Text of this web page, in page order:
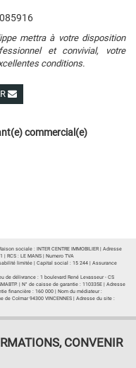
mettra à votre disposition
et convivial, votre
conditions.
commercial(e)
sociale : INTER CENTRE IMMOBILIER | Adresse
RCS : LE MANS | Numero TVA
limitée | Capital social : 15 244 | Assurance
de délivrance : 1 boulevard René Levasseur - CS
| N° de caisse de garantie : 110335E | Adresse
financière : 160 000 | Nom du médiateur :
Colmar 94300 VINCENNES | Adresse du site :
CONVENIR